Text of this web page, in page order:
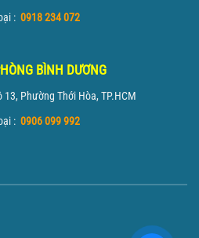
: 0918 234 072
BÌNH DƯƠNG
13, Phường Thới Hòa, TP.HCM
: 0906 099 992